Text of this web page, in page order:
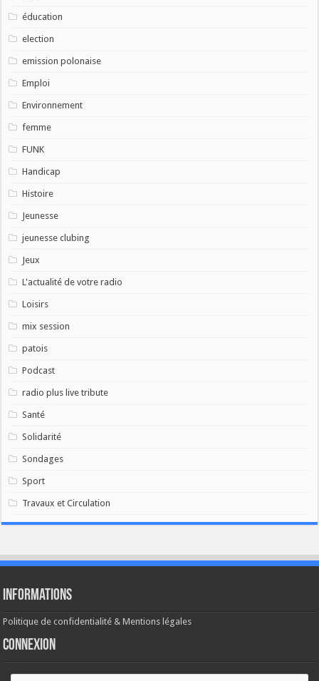
éducation
election
emission polonaise
Emploi
Environnement
femme
FUNK
Handicap
Histoire
Jeunesse
jeunesse clubing
Jeux
L'actualité de votre radio
Loisirs
mix session
patois
Podcast
radio plus live tribute
Santé
Solidarité
Sondages
Sport
Travaux et Circulation
Informations
Politique de confidentialité & Mentions légales
Connexion